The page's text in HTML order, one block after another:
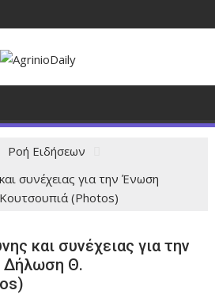
Ροή Ειδήσεων
συνέχειας για την Ένωση
(Photos)
και συνέχειας για την
Δήλωση Θ.